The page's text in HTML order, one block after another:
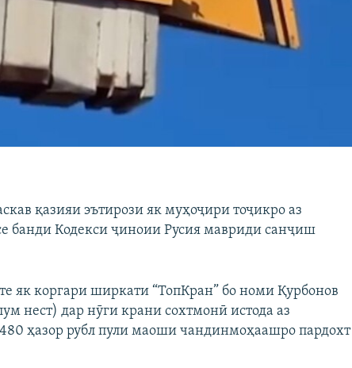
қазияи эътирози як муҳоҷири тоҷикро аз
банди Кодекси ҷиноии Русия мавриди санҷиш
як коргари ширкати “ТопКран” бо номи Қурбонов
нест) дар нӯги крани сохтмонӣ истода аз
ҳазор рубл пули маоши чандинмоҳаашро пардохт